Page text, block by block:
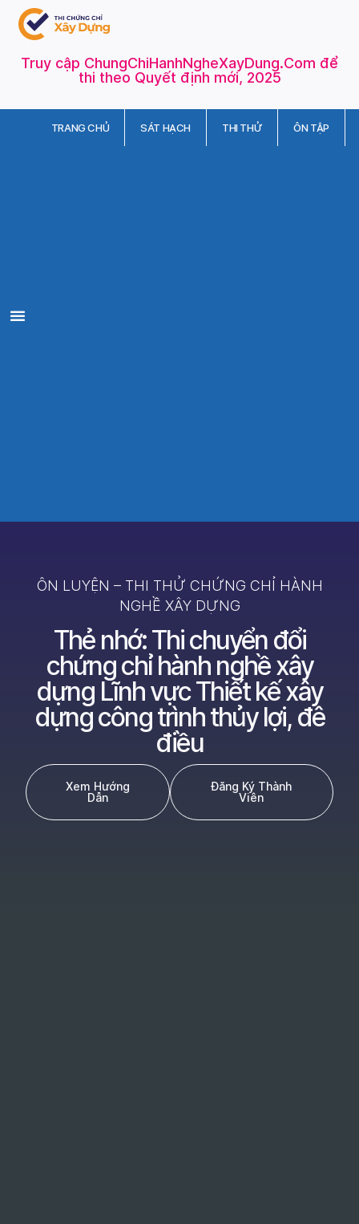
Truy cập ChungChiHanhNgheXayDung.Com để
thi theo Quyết định mới, 2025
TRANG CHỦ SÁT HẠCH THI THỬ ÔN TẬP
ÔN LUYỆN – THI THỬ CHỨNG CHỈ HÀNH
NGHỀ XÂY DỰNG
Thẻ nhớ: Thi chuyển đổi
chứng chỉ hành nghề xây
dựng Lĩnh vực Thiết kế xây
dựng công trình thủy lợi, đê
điều
Xem Hướng
Dẫn
Đăng Ký Thành
Viên